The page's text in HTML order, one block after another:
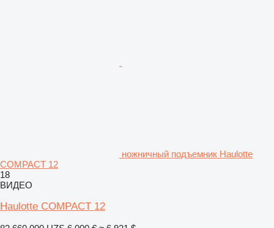
ножничный подъемник Haulotte
COMPACT 12
18
ВИДЕО
Haulotte COMPACT 12